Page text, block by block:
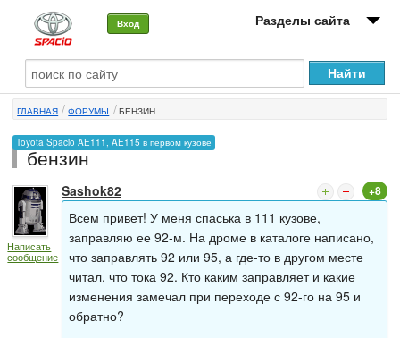
Вход Разделы сайта
О машине
Автоклуб
Форумы
Сервисы и услуги
Новости
ГЛАВНАЯ ФОРУМЫ БЕНЗИН
Toyota Spacio AE111, AE115 в первом кузове
бензин
Написать
сообщение
Sashok82 +8
Всем привет! У меня спаська в 111 кузове,
заправляю ее 92-м. На дроме в каталоге написано,
что заправлять 92 или 95, а где-то в другом месте
читал, что тока 92. Кто каким заправляет и какие
изменения замечал при переходе с 92-го на 95 и
обратно?